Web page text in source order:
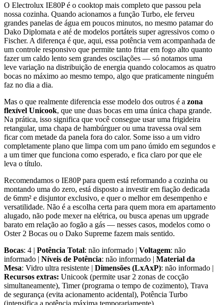
O Electrolux IE80P é o cooktop mais completo que passou pela
nossa cozinha. Quando acionamos a função Turbo, ele ferveu
grandes panelas de água em poucos minutos, no mesmo patamar do
Dako Diplomata e até de modelos portáteis super agressivos como o
Fischer. A diferença é que, aqui, essa potência vem acompanhada de
um controle responsivo que permite tanto fritar em fogo alto quanto
fazer um caldo lento sem grandes oscilações — só notamos uma
leve variação na distribuição de energia quando colocamos as quatro
bocas no máximo ao mesmo tempo, algo que praticamente ninguém
faz no dia a dia.
Mas o que realmente diferencia esse modelo dos outros é a zona
flexível Unicook, que une duas bocas em uma única chapa grande.
Na prática, isso significa que você consegue usar uma frigideira
retangular, uma chapa de hambúrguer ou uma travessa oval sem
ficar com metade da panela fora do calor. Some isso a um vidro
completamente plano que limpa com um pano úmido em segundos e
a um timer que funciona como esperado, e fica claro por que ele
leva o título.
Recomendamos o IE80P para quem está reformando a cozinha ou
montando uma do zero, está disposto a investir em fiação dedicada
de 6mm² e disjuntor exclusivo, e quer o melhor em desempenho e
versatilidade. Não é a escolha certa para quem mora em apartamento
alugado, não pode mexer na elétrica, ou busca apenas um upgrade
barato em relação ao fogão a gás — nesses casos, modelos como o
Oster 2 Bocas ou o Dako Supreme fazem mais sentido.
Bocas: 4 | Potência Total: não informado | Voltagem: não
informado | Níveis de Potência: não informado | Material da
Mesa: Vidro ultra resistente | Dimensões (LxAxP): não informado |
Recursos extras: Unicook (permite usar 2 zonas de cocção
simultaneamente), Timer (programa o tempo de cozimento), Trava
de segurança (evita acionamento acidental), Potência Turbo
(intensifica a potência máxima temporariamente)